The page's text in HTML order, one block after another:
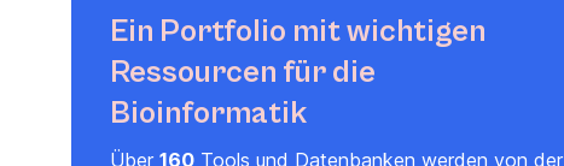
Ein Portfolio mit wichtigen
Ressourcen für die
Bioinformatik
Über 160 Tools und Datenbanken werden von der